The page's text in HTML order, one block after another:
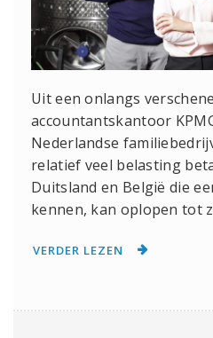
Uit een onlangs
accountantskantoor
Nederlandse
relatief veel belasting
Duitsland en België die
kennen, kan oplopen tot
VERDER LEZEN